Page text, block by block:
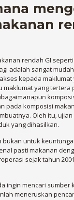
rendah GI
adalah sangat
kepada
maklumat yang tertera
pada komposisi
Oleh itu,
yang dihasilkan.
bukan untuk
pasti makanan
sejak tahun
ingin mencari sumber
meneruskan